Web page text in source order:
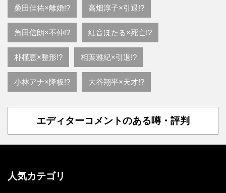
桑田佳祐×離婚!? 高畑淳子×引退!?
角田信朗×不仲!? 紅音ほたる×死亡!?
朴槿恵×整形!? 相葉雅紀×引退!?
小林アナ×降板!? 大谷翔平×天才!?
エディターコメントのある噂・評判
人気カテゴリ